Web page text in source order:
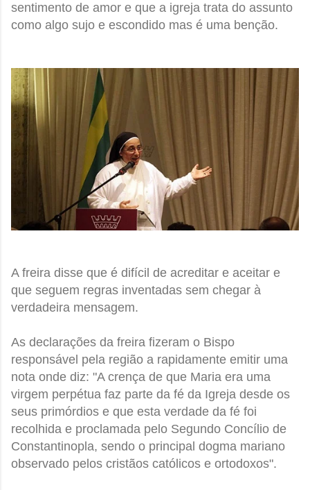
sentimento de amor e que a igreja trata do assunto
como algo sujo e escondido mas é uma benção.
A freira disse que é difícil de acreditar e aceitar e
que seguem regras inventadas sem chegar à
verdadeira mensagem.
As declarações da freira fizeram o Bispo
responsável pela região a rapidamente emitir uma
nota onde diz: "A crença de que Maria era uma
virgem perpétua faz parte da fé da Igreja desde os
seus primórdios e que esta verdade da fé foi
recolhida e proclamada pelo Segundo Concílio de
Constantinopla, sendo o principal dogma mariano
observado pelos cristãos católicos e ortodoxos".